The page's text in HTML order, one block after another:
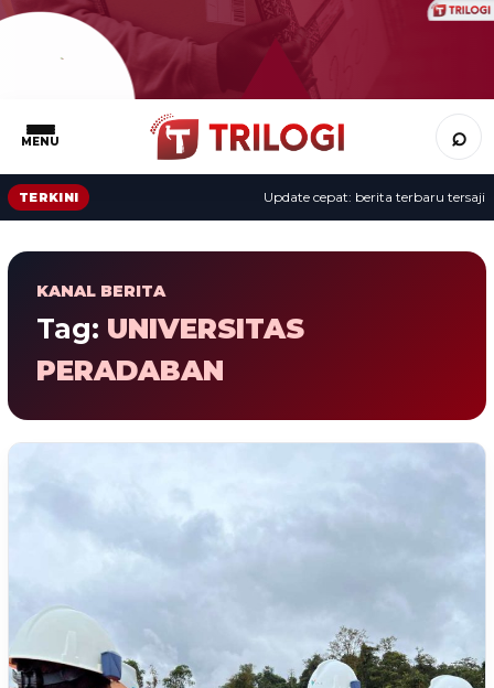
MENU ⌕
TERKINI Update cepat: berita terbaru tersaji
KANAL BERITA
Tag: UNIVERSITAS
PERADABAN